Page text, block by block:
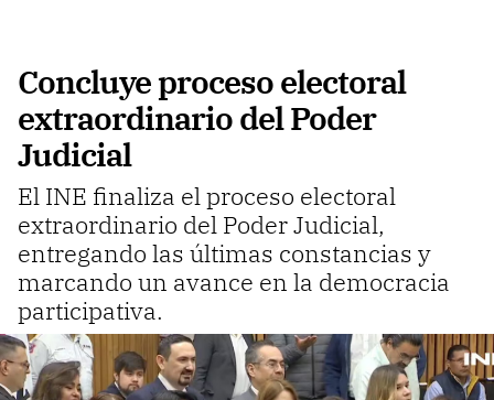
Concluye proceso electoral
extraordinario del Poder
Judicial
El INE finaliza el proceso electoral
extraordinario del Poder Judicial,
entregando las últimas constancias y
marcando un avance en la democracia
participativa.